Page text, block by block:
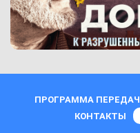
ПРОГРАММА ПЕРЕДАЧ
КОНТАКТЫ